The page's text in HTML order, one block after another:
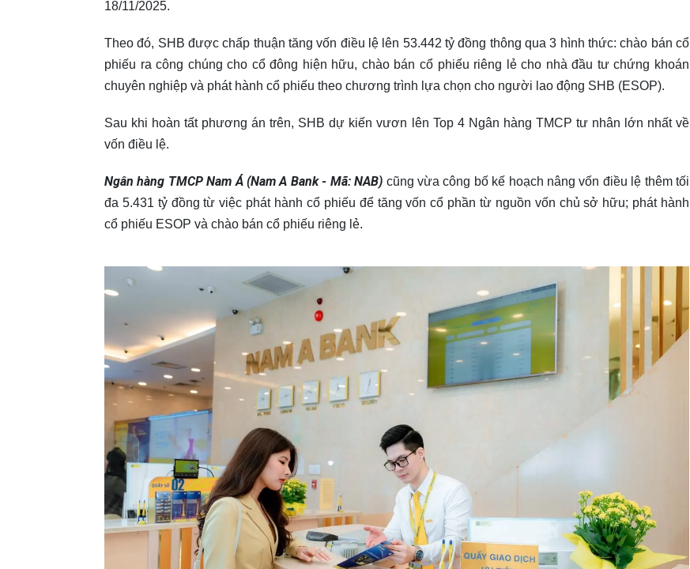
18/11/2025.
Theo đó, SHB được chấp thuận tăng vốn điều lệ lên 53.442 tỷ đồng thông qua 3 hình thức: chào bán cổ
phiếu ra công chúng cho cổ đông hiện hữu, chào bán cổ phiếu riêng lẻ cho nhà đầu tư chứng khoán
chuyên nghiệp và phát hành cổ phiếu theo chương trình lựa chọn cho người lao động SHB (ESOP).
Sau khi hoàn tất phương án trên, SHB dự kiến vươn lên Top 4 Ngân hàng TMCP tư nhân lớn nhất về
vốn điều lệ.
Ngân hàng TMCP Nam Á (Nam A Bank - Mã: NAB) cũng vừa công bố kế hoạch nâng vốn điều lệ thêm tối
đa 5.431 tỷ đồng từ việc phát hành cổ phiếu để tăng vốn cổ phần từ nguồn vốn chủ sở hữu; phát hành
cổ phiếu ESOP và chào bán cổ phiếu riêng lẻ.